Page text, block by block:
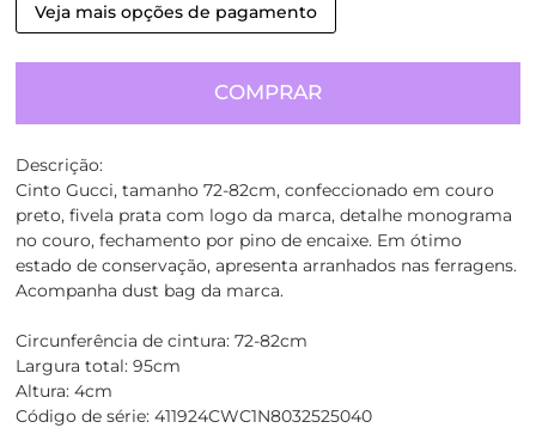
Veja mais opções de pagamento
COMPRAR
Descrição:
Cinto Gucci, tamanho 72-82cm, confeccionado em couro
preto, fivela prata com logo da marca, detalhe monograma
no couro, fechamento por pino de encaixe. Em ótimo
estado de conservação, apresenta arranhados nas ferragens.
Acompanha dust bag da marca.
Circunferência de cintura: 72-82cm
Largura total: 95cm
Altura: 4cm
Código de série: 411924CWC1N8032525040